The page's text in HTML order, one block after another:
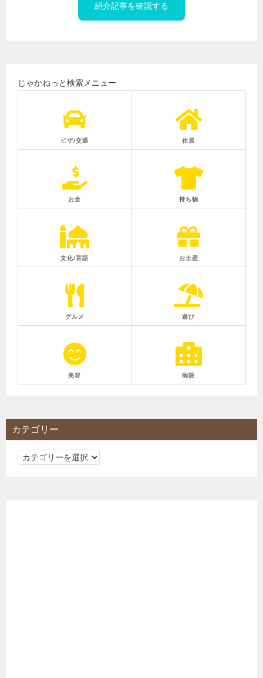
紹介記事を確認する
じゃかねっと検索メニュー
ビザ/交通 住居
お金 持ち物
文化/言語 お土産
グルメ 遊び
美容 病院
カテゴリー
カ